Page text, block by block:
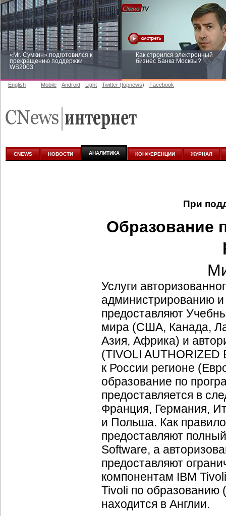
«Mr. Сумкин» подготовился к
прекращению поддержки
WS2003
Как строился электронный
бизнес Банка Москвы?
аналитике
English Mobile Android Light Twitter (topnews) Facebook
CNEWS НОВОСТИ АНАЛИТИКА КОНФЕРЕНЦИИ ЖУРНАЛ
При
Образование
Услуги
администрированию
предоставляют
мира (США, Канада,
Азия, Африка) и
(TIVOLI AUTHORIZED
к России регионе
образование по
предоставляется в
Франция, Германия,
и Польша. Как
предоставляют
Software, а
предоставляют
компонентам IBM
Tivoli по образованию
находится в Англии.